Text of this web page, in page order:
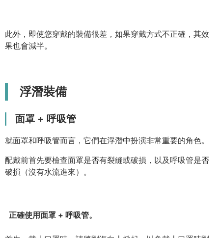
此外，即使您穿戴的裝備很差，如果穿戴方式不正確，其效
果也會減半。
浮潛裝備
面罩 + 呼吸管
就面罩和呼吸管而言，它們在浮潛中扮演非常重要的角色。
配戴前首先要檢查面罩是否有裂縫或破損，以及呼吸管是否
破損（沒有水流進來）。
正確使用面罩 + 呼吸管。